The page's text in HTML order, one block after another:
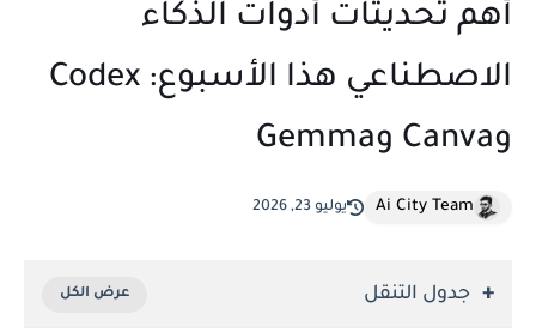
أهم تحديثات أدوات الذكاء
الاصطناعي هذا الأسبوع: Codex
وCanva وGemma
Ai City Team يوليو 23, 2026
جدول التنقل